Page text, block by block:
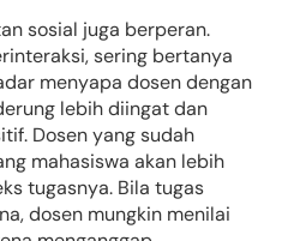
sosial juga berperan.
sering bertanya
menyapa dosen dengan
lebih diingat dan
Dosen yang sudah
mahasiswa akan lebih
tugasnya. Bila tugas
dosen mungkin menilai